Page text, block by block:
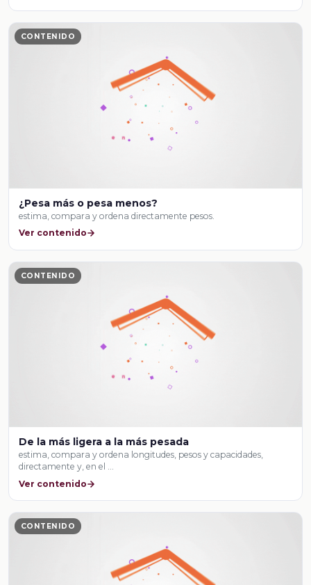
CONTENIDO
¿Pesa más o pesa menos?
estima, compara y ordena directamente pesos.
Ver contenido
CONTENIDO
De la más ligera a la más pesada
estima, compara y ordena longitudes, pesos y capacidades,
directamente y, en el …
Ver contenido
CONTENIDO